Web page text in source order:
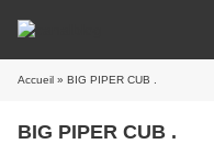
Accueil » BIG PIPER CUB .
BIG PIPER CUB .